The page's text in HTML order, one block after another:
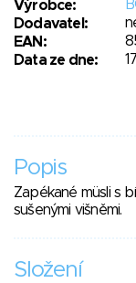
Výrobce:
Dodavatel:
EAN:
Data ze dne:
Popis
Zapékané müsli s
sušenými višněmi.
Složení